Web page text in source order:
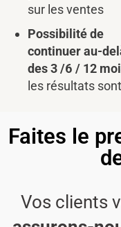
sur les ventes
Possibilité de
continuer au-
des 3 /6 / 12
les résultats
Faites le
Vos clients